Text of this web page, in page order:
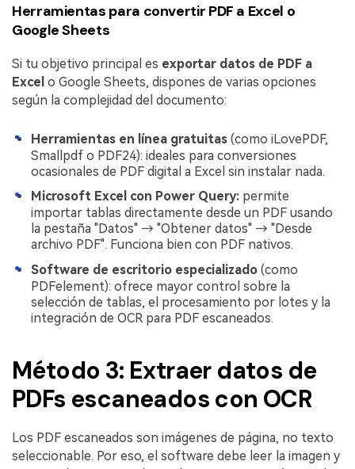
Herramientas para convertir PDF a Excel o
Google Sheets
Si tu objetivo principal es exportar datos de PDF a
Excel o Google Sheets, dispones de varias opciones
según la complejidad del documento:
Herramientas en línea gratuitas (como iLovePDF,
Smallpdf o PDF24): ideales para conversiones
ocasionales de PDF digital a Excel sin instalar nada.
Microsoft Excel con Power Query: permite
importar tablas directamente desde un PDF usando
la pestaña "Datos" → "Obtener datos" → "Desde
archivo PDF". Funciona bien con PDF nativos.
Software de escritorio especializado (como
PDFelement): ofrece mayor control sobre la
selección de tablas, el procesamiento por lotes y la
integración de OCR para PDF escaneados.
Método 3: Extraer datos de
PDFs escaneados con OCR
Los PDF escaneados son imágenes de página, no texto
seleccionable. Por eso, el software debe leer la imagen y